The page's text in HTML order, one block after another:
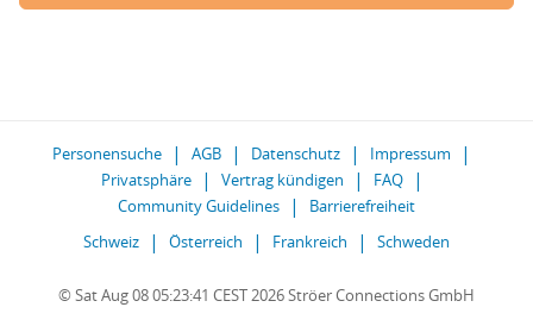
Personensuche AGB Datenschutz
Impressum
Privatsphäre
Vertrag kündigen
FAQ
Community Guidelines
Barrierefreiheit
Schweiz
Österreich Frankreich Schweden
© Sat Aug 08 05:23:41 CEST 2026 Ströer Connections GmbH